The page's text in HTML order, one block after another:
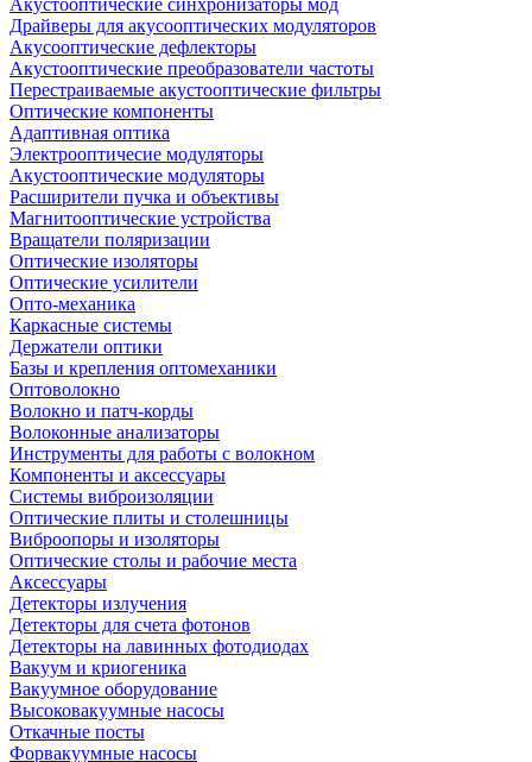
Акустооптические синхронизаторы мод
Драйверы для акусооптических модуляторов
Акусооптические дефлекторы
Акустооптические преобразователи частоты
Перестраиваемые акустооптические фильтры
Оптические компоненты
Адаптивная оптика
Электрооптичесие модуляторы
Акустооптические модуляторы
Расширители пучка и объективы
Магнитооптические устройства
Вращатели поляризации
Оптические изоляторы
Оптические усилители
Опто-механика
Каркасные системы
Держатели оптики
Базы и крепления оптомеханики
Оптоволокно
Волокно и патч-корды
Волоконные анализаторы
Инструменты для работы с волокном
Компоненты и аксессуары
Системы виброизоляции
Оптические плиты и столешницы
Виброопоры и изоляторы
Оптические столы и рабочие места
Аксессуары
Детекторы излучения
Детекторы для счета фотонов
Детекторы на лавинных фотодиодах
Вакуум и криогеника
Вакуумное оборудование
Высоковакуумные насосы
Откачные посты
Форвакуумные насосы